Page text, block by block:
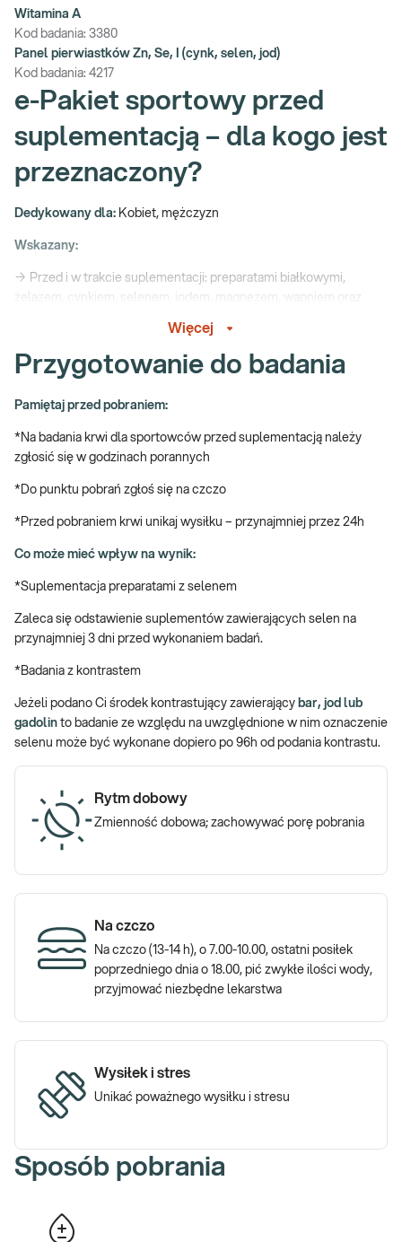
Witamina A
Kod badania: 3380
Panel pierwiastków Zn, Se, I (cynk, selen, jod)
Kod badania: 4217
e-Pakiet sportowy przed
suplementacją – dla kogo jest
przeznaczony?
Dedykowany dla: Kobiet, mężczyzn
Wskazany:
→ Przed i w trakcie suplementacji: preparatami białkowymi,
wydolność organizmu
→ Przed i w okresie wzmożonej aktywności fizycznej
→ Profilaktycznie
Sport i suplementacja – czy idą ze sobą w
parze?
wiąże się pozytywnymi efektami dla naszego zdrowia, w przypadku
komponowanej diety może być przyczyną niedoborów –
witaminowych, mineralnych, skutkować także zespołem RED-S
(względny niedobór energii w sporcie). Z tego powodu osoba
zaawansowany, powinna być świadoma składu swojej diety, a
także znać wyniki badań laboratoryjnych, na podstawie których
dietę może zdrowo modyfikować dostosowując ją do
prowadzonego, aktywnego trybu życia. We wprowadzeniu takich
badań pierwiastków dla sportowców uwzględnionych w pakiecie.
Badania przed suplementacją dla
sportowców - czyli jakie?
e-Pakiet sportowy przed suplementacjąuwzględnia badania:
Białko całkowite i albumina, żelazo, ferrytyna, selen, jod, cynk,
Poznaj znaczenie uwzględnionych w pakiecie badań:
Białko całkowite i albumina
to parametry służące ocenie
funkcji syntetycznej wątroby, istotne również w ocenie stanu
odżywienia organizmu. Ich pomiar wykorzystywany jest w
diagnostyce chorób wątroby, nerek, także w ustaleniu przyczyn
Żelazo i ferrytyna. Żelazo jest pierwiastkiem, który wchodzi w
skład hemoglobiny, białka zaopatrujące w tlen każdą komórkę
podstawie stężenia której wnioskuje się o potrzebie suplementacji.
Niedobór żelaza w organizmie to najczęstsza przyczyna anemii u
dla niedoboru pierwiastka - żelaza są bladość powłok skórnych,
Więcej
Przygotowanie do badania
Pamiętaj przed pobraniem:
*Na badania krwi dla sportowców przed suplementacją należy
zgłosić się w godzinach porannych
*Do punktu pobrań zgłoś się na czczo
*Przed pobraniem krwi unikaj wysiłku – przynajmniej przez 24h
Co może mieć wpływ na wynik:
*Suplementacja preparatami z selenem
Zaleca się odstawienie suplementów zawierających selen na
przynajmniej 3 dni przed wykonaniem badań.
*Badania z kontrastem
Jeżeli podano Ci środek kontrastujący zawierający bar, jod lub
gadolin to badanie ze względu na uwzględnione w nim oznaczenie
selenu może być wykonane dopiero po 96h od podania kontrastu.
Rytm dobowy
Zmienność dobowa; zachowywać porę pobrania
Na czczo
Na czczo (13-14 h), o 7.00-10.00, ostatni posiłek
poprzedniego dnia o 18.00, pić zwykłe ilości wody,
przyjmować niezbędne lekarstwa
Wysiłek i stres
Unikać poważnego wysiłku i stresu
Sposób pobrania